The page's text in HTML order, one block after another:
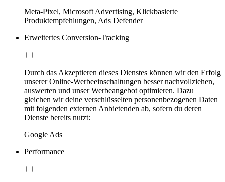
Meta-Pixel, Microsoft Advertising, Klickbasierte
Produktempfehlungen, Ads Defender
Erweitertes Conversion-Tracking
Durch das Akzeptieren dieses Dienstes können wir den Erfolg
unserer Online-Werbeeinschaltungen besser nachvollziehen,
auswerten und unser Werbeangebot optimieren. Dazu
gleichen wir deine verschlüsselten personenbezogenen Daten
mit folgenden externen Anbietenden ab, sofern du deren
Dienste bereits nutzt:
Google Ads
Performance